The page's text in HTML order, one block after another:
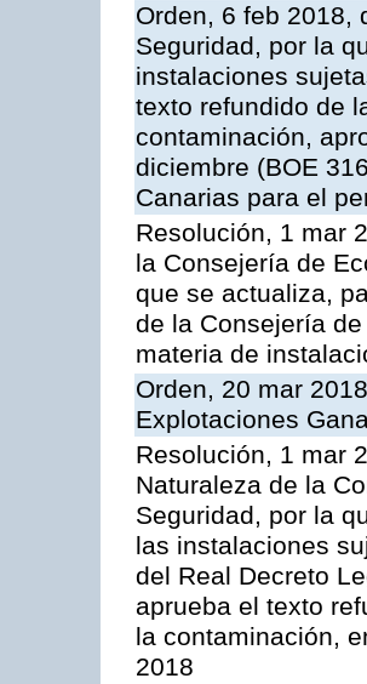
Orden, 6 feb 2018,
Seguridad, por la
instalaciones
texto refundido de
contaminación,
diciembre (BOE
Canarias para el
Resolución, 1 mar
la Consejería de
que se actualiza,
de la Consejería
materia de
Orden, 20 mar
Explotaciones
Resolución, 1 mar
Naturaleza de la
Seguridad, por la
las instalaciones
del Real Decreto
aprueba el texto
la contaminación,
2018